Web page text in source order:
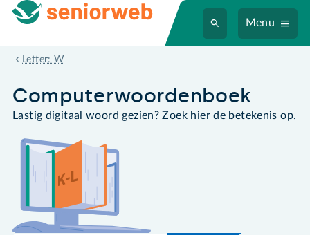
Menu
Letter: W
wordcloud
Computer­woordenboek
Lastig digitaal woord gezien? Zoek hier de betekenis op.